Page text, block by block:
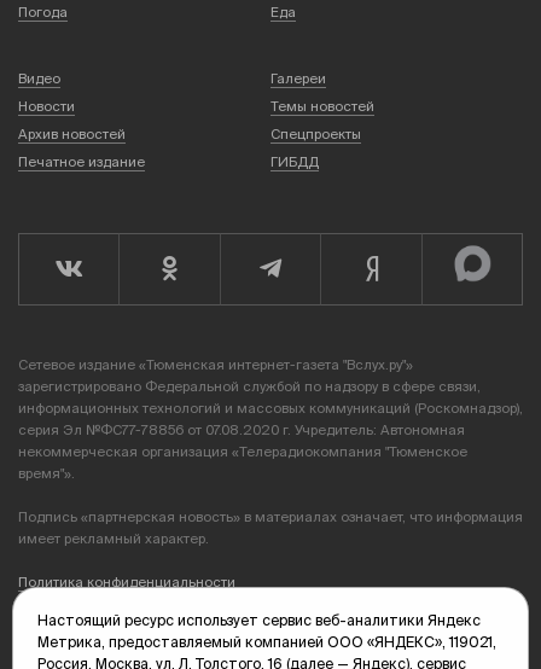
Погода
Еда
Видео
Галереи
Новости
Темы новостей
Архив новостей
Спецпроекты
Печатное издание
ГИБДД
Сетевое издание «Тюменская интернет-газета "Вслух.ру"»
зарегистрировано Федеральной службой по надзору в сфере связи,
информационных технологий и массовых коммуникаций (Роскомнадзор),
серия Эл №ФС77-78856 от 07.08.2020 г. Учредитель: Автономная
некоммерческая организация «Телерадиокомпания "Тюменское
время"».
Подпись «партнерская новость» в материалах означает, что информация
имеет рекламный характер.
Политика конфиденциальности
Редакция: 625035, Тюмень, пр. Геологоразведчиков, 28А
(3452) 68-89-05
Настоящий ресурс использует сервис веб-аналитики Яндекс
Метрика, предоставляемый компанией ООО «ЯНДЕКС», 119021,
Россия, Москва, ул. Л. Толстого, 16 (далее — Яндекс), сервис